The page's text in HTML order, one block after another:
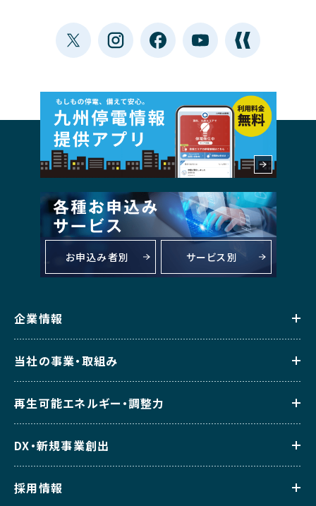
お申込み者別 サービス別
企業情報
当社の事業・取組み
再生可能エネルギー・調整力
DX・新規事業創出
採用情報